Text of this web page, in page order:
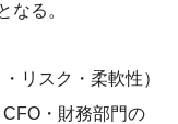
なる。
リスク・柔軟性）
・財務部門の